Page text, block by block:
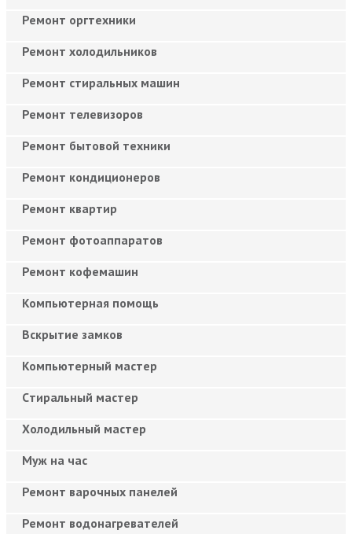
Ремонт оргтехники
Ремонт холодильников
Ремонт стиральных машин
Ремонт телевизоров
Ремонт бытовой техники
Ремонт кондиционеров
Ремонт квартир
Ремонт фотоаппаратов
Ремонт кофемашин
Компьютерная помощь
Вскрытие замков
Компьютерный мастер
Cтиральный мастер
Холодильный мастер
Муж на час
Ремонт варочных панелей
Ремонт водонагревателей